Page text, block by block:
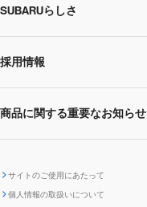
事業所・関係会社
企業・経営
IRライブラリー
株主・投資家サポート
IRカレンダー
サステナビリティトップ
CEOサステナビリティ
環境
ガバナンス
SUBARUらしさ
SUBARUらしさトップ
SUBARUびと
SUBARUデザイン
採用情報
採用情報トップ
商品に関する重要なお知らせ
サイトのご使用にあたって
個人情報の取扱いについて